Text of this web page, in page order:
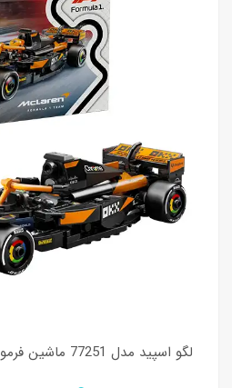
لگو اسپید مدل 77251 ماشین فرمول یک مک لارن MCL38